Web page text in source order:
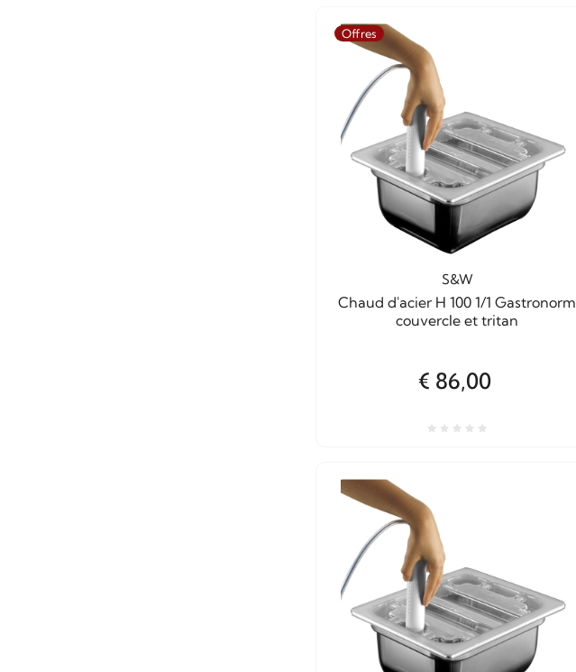
Offres
S&W
Chaud d'acier H 100 1/1 Gastronorm
couvercle et tritan
€ 86,00